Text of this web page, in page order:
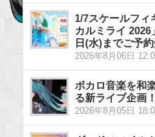
1/7スケールフィ
カルミライ 2026
日(水)までご予約
2026年8月06日
ボカロ音楽を和
る新ライブ企画！
2026年8月05日